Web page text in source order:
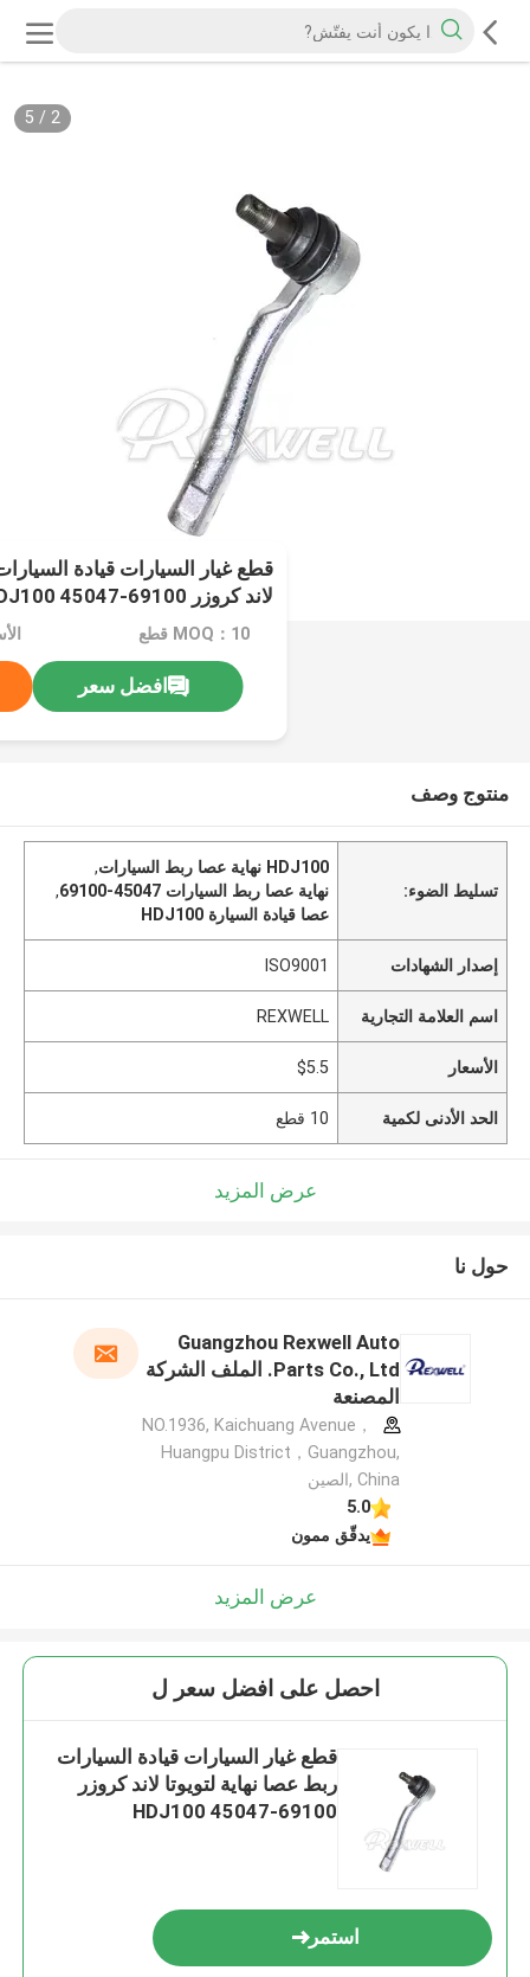
2
/
5
قطع غيار السيارات قيادة
لاند كروزر HDJ100 45047-69100
MOQ：10 قطع
افضل سعر
منتوج وصف
تسليط الضوء:
HDJ100 نهاية عصا ربط السيارات
,
نهاية عصا ربط السيارات 45047-69100
,
عصا قيادة السيارة HDJ100
إصدار الشهادات ISO9001
اسم العلامة التجارية REXWELL
الأسعار $5.5
الحد الأدنى لكمية 10 قطع
عرض المزيد
حول نا
Guangzhou Rexwell Auto
Parts Co., Ltd. الملف الشركة
المصنعة
NO.1936, Kaichuang Avenue，
Huangpu District，Guangzhou,
China ,الصين
5.0
يدقّق ممون
عرض المزيد
احصل على افضل سعر ل
قطع غيار السيارات قيادة السيارات
ربط عصا نهاية لتويوتا لاند كروزر
HDJ100 45047-69100
استمر